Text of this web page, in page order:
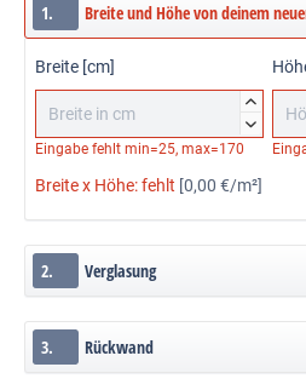
1. Breite und Höhe von deinem
Breite [cm]


Eingabe fehlt min=25, max=170
Breite x Höhe:fehlt [0,00 €/m²]
2. Verglasung
3. Rückwand